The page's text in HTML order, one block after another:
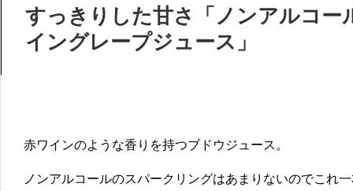
すっきりした甘さ「ノンアルコー
イングレープジュース」
赤ワインのような香りを持つブドウジュース。
ノンアルコールのスパークリングはあまりないのでこれ